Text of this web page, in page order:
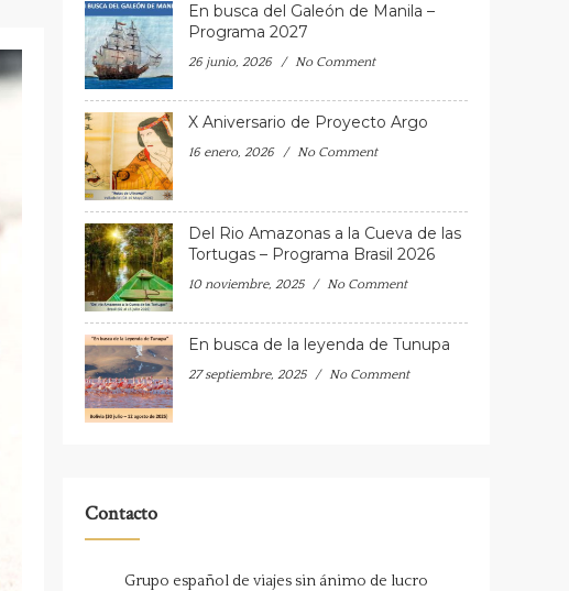
En busca del Galeón de Manila –
Programa 2027
26 junio, 2026 No Comment
X Aniversario de Proyecto Argo
16 enero, 2026 No Comment
Del Rio Amazonas a la Cueva de las
Tortugas – Programa Brasil 2026
10 noviembre, 2025 No Comment
En busca de la leyenda de Tunupa
27 septiembre, 2025 No Comment
Contacto
Grupo español de viajes sin ánimo de lucro